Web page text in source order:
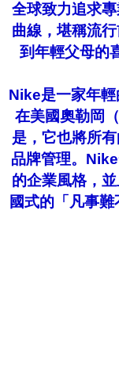
全球致力追求
曲線，堪稱流
到年輕父母的
Nike是一家年
在美國奧勒岡
是，它也將所
品牌管理。
的企業風格，
國式的「凡事